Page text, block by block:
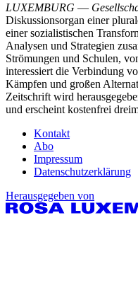
LUXEMBURG —
Diskussionsorgan einer
einer sozialistischen
Analysen und Strategien
Strömungen und Schulen,
interessiert die Verbindung
Kämpfen und großen
Zeitschrift wird
und erscheint kostenfrei
Kontakt
Abo
Impressum
Datenschutzerklärung
Herausgegeben von